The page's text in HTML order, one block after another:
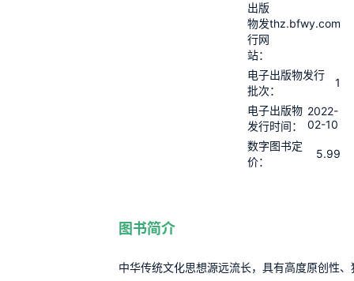
出版
物发
行网
站：
thz.bfwy.com
电子出版物发行
批次：
1
电子出版物
发行时间：
2022-
02-10
数字图书定
价：
5.99
图书简介
中华传统文化思想源远流长，具有高度原创性